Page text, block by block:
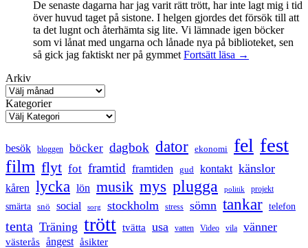
De senaste dagarna har jag varit rätt trött, har inte lagt mig i tid
över huvud taget på sistone. I helgen gjordes det försök till att
ta det lugnt och återhämta sig lite. Vi lämnade igen böcker
som vi lånat med ungarna och lånade nya på biblioteket, sen
så gick jag faktiskt ner på gymmet Fortsätt läsa Mental
→
Arkiv
Kategorier
besök bloggen böcker dagbok dator ekonomi fel fest
film flyt fot framtid framtiden gud kontakt känslor
kåren lycka lön musik mys plugga politik projekt
smärta snö social sorg stockholm stress sömn tankar telefon
tenta Träning trött tvätta usa vatten Video vila vänner
västerås ångest åsikter